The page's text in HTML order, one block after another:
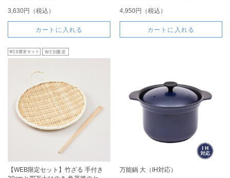
3,630円（税込）
カートに入れる
4,950円（税込）
カートに入れる
【WEB限定セット】竹ざる 手付き
万能鍋 大（IH対応）